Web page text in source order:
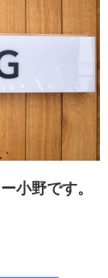
小野です。